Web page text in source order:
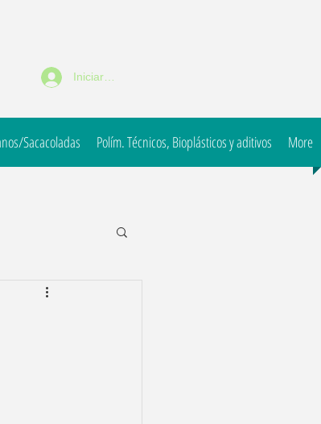
Iniciar sesión
Sacacoladas Polím. Técnicos, Bioplásticos y aditivos More